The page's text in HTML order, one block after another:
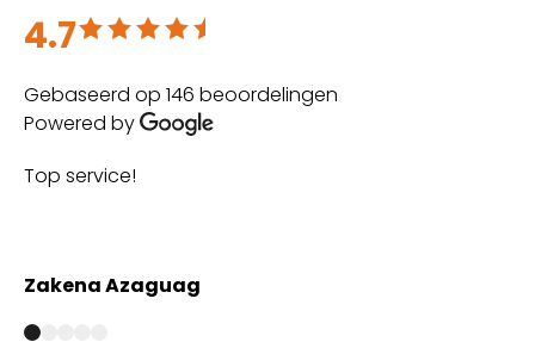
4.7
Beoordeeld met 4.7 uit 5
Gebaseerd op 146 beoordelingen
Powered by
Top service!
Zakena Azaguag